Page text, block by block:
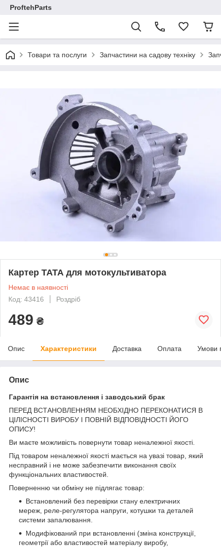
ProftehParts
Товари та послуги Запчастини на садову техніку
Картер ТАТА для мотокультиватора
Немає в наявності
Код: 43416
Роздріб
489 ₴
Опис Характеристики Доставка Оплата Умови
Опис
Гарантія на встановлення і заводський брак
ПЕРЕД ВСТАНОВЛЕННЯМ НЕОБХІДНО ПЕРЕКОНАТИСЯ В
ЦІЛІСНОСТІ ВИРОБУ І ПОВНІЙ ВІДПОВІДНОСТІ ЙОГО
ОПИСУ!
Ви маєте можливість повернути товар неналежної якості.
Під товаром неналежної якості мається на увазі товар, який
несправний і не може забезпечити виконання своїх
функціональних властивостей.
Поверненню чи обміну не підлягає товар:
Встановлений без перевірки стану електричних
мереж, реле-регулято­ра напруги, котушки та деталей
системи запалювання.
Модифікований при встановленні (зміна конструкції,
геометрії або властивостей матеріалу виробу,